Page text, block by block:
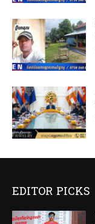
EDITOR PICKS